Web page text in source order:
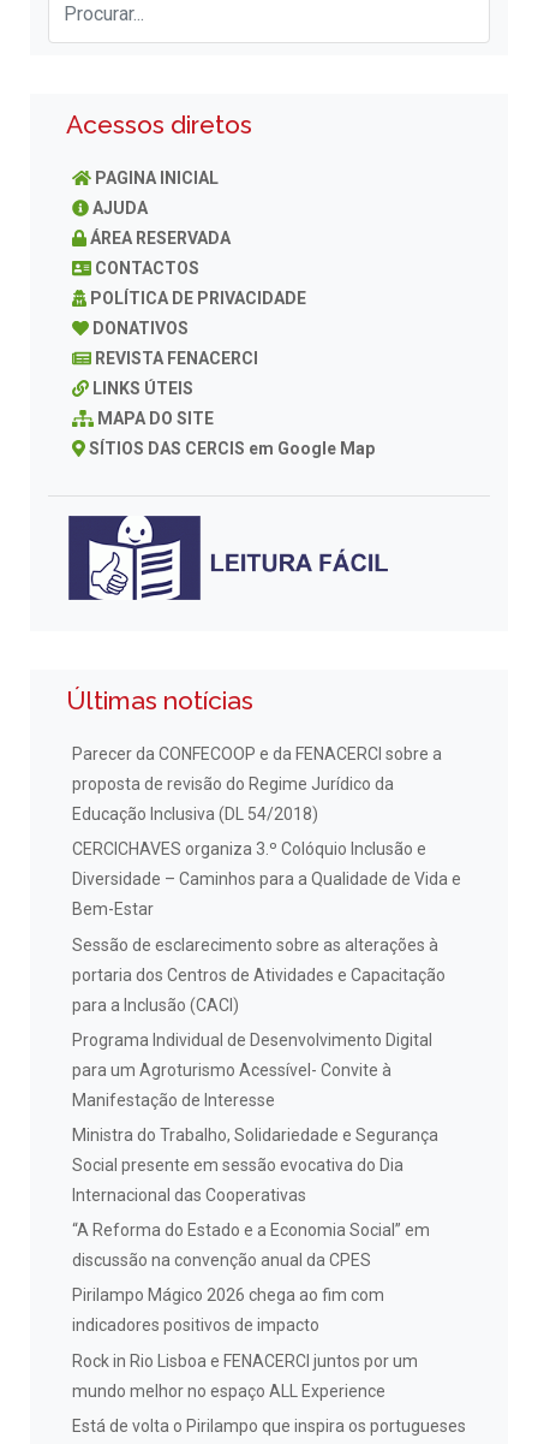
Acessos diretos
PAGINA INICIAL
AJUDA
ÁREA RESERVADA
CONTACTOS
POLÍTICA DE PRIVACIDADE
DONATIVOS
REVISTA FENACERCI
LINKS ÚTEIS
MAPA DO SITE
SÍTIOS DAS CERCIS em Google Map
Últimas notícias
Parecer da CONFECOOP e da FENACERCI sobre a
proposta de revisão do Regime Jurídico da
Educação Inclusiva (DL 54/2018)
CERCICHAVES organiza 3.º Colóquio Inclusão e
Diversidade – Caminhos para a Qualidade de Vida e
Bem-Estar
Sessão de esclarecimento sobre as alterações à
portaria dos Centros de Atividades e Capacitação
para a Inclusão (CACI)
Programa Individual de Desenvolvimento Digital
para um Agroturismo Acessível- Convite à
Manifestação de Interesse
Ministra do Trabalho, Solidariedade e Segurança
Social presente em sessão evocativa do Dia
Internacional das Cooperativas
“A Reforma do Estado e a Economia Social” em
discussão na convenção anual da CPES
Pirilampo Mágico 2026 chega ao fim com
indicadores positivos de impacto
Rock in Rio Lisboa e FENACERCI juntos por um
mundo melhor no espaço ALL Experience
Está de volta o Pirilampo que inspira os portugueses